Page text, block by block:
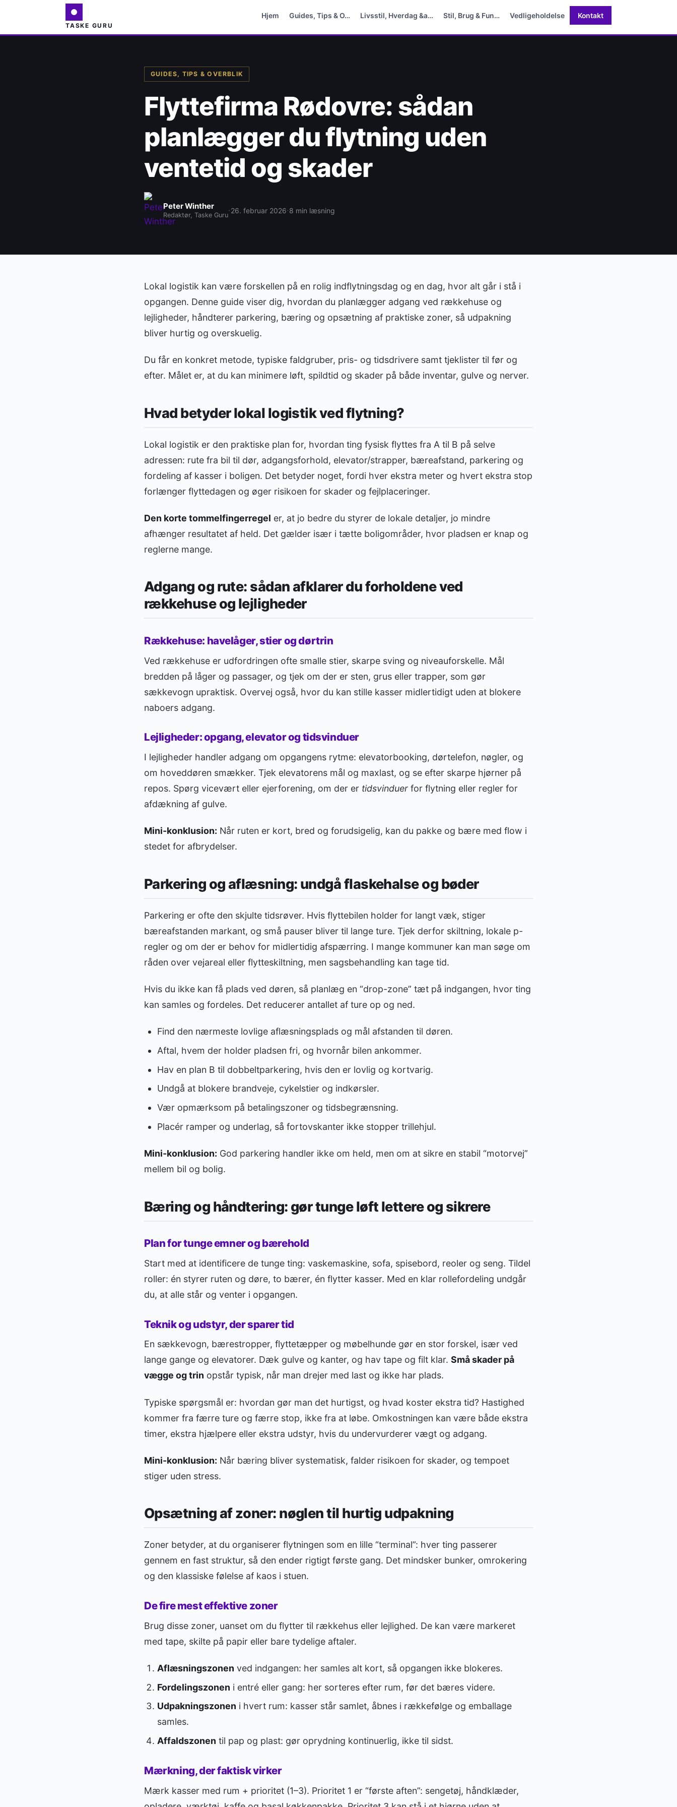
TASKE GURU
Hjem Guides, Tips & O… Livsstil, Hverdag &a… Stil, Brug & Fun… Vedligeholdelse Kontakt
GUIDES, TIPS & OVERBLIK
Flyttefirma Rødovre: sådan
planlægger du flytning uden
ventetid og skader
Peter Winther
Redaktør, Taske Guru·26. februar 2026·8 min læsning
Lokal logistik kan være forskellen på en rolig indflytningsdag og en dag, hvor alt går i stå i
opgangen. Denne guide viser dig, hvordan du planlægger adgang ved rækkehuse og
lejligheder, håndterer parkering, bæring og opsætning af praktiske zoner, så udpakning
bliver hurtig og overskuelig.
Du får en konkret metode, typiske faldgruber, pris- og tidsdrivere samt tjeklister til før og
efter. Målet er, at du kan minimere løft, spildtid og skader på både inventar, gulve og nerver.
Hvad betyder lokal logistik ved flytning?
Lokal logistik er den praktiske plan for, hvordan ting fysisk flyttes fra A til B på selve
adressen: rute fra bil til dør, adgangsforhold, elevator/strapper, bæreafstand, parkering og
fordeling af kasser i boligen. Det betyder noget, fordi hver ekstra meter og hvert ekstra stop
forlænger flyttedagen og øger risikoen for skader og fejlplaceringer.
Den korte tommelfingerregel er, at jo bedre du styrer de lokale detaljer, jo mindre
afhænger resultatet af held. Det gælder især i tætte boligområder, hvor pladsen er knap og
reglerne mange.
Adgang og rute: sådan afklarer du forholdene ved
rækkehuse og lejligheder
Rækkehuse: havelåger, stier og dørtrin
Ved rækkehuse er udfordringen ofte smalle stier, skarpe sving og niveauforskelle. Mål
bredden på låger og passager, og tjek om der er sten, grus eller trapper, som gør
sækkevogn upraktisk. Overvej også, hvor du kan stille kasser midlertidigt uden at blokere
naboers adgang.
Lejligheder: opgang, elevator og tidsvinduer
I lejligheder handler adgang om opgangens rytme: elevatorbooking, dørtelefon, nøgler, og
om hoveddøren smækker. Tjek elevatorens mål og maxlast, og se efter skarpe hjørner på
repos. Spørg vicevært eller ejerforening, om der er tidsvinduer for flytning eller regler for
afdækning af gulve.
Mini-konklusion: Når ruten er kort, bred og forudsigelig, kan du pakke og bære med flow i
stedet for afbrydelser.
Parkering og aflæsning: undgå flaskehalse og bøder
Parkering er ofte den skjulte tidsrøver. Hvis flyttebilen holder for langt væk, stiger
bæreafstanden markant, og små pauser bliver til lange ture. Tjek derfor skiltning, lokale p-
regler og om der er behov for midlertidig afspærring. I mange kommuner kan man søge om
råden over vejareal eller flytteskiltning, men sagsbehandling kan tage tid.
Hvis du ikke kan få plads ved døren, så planlæg en “drop-zone” tæt på indgangen, hvor ting
kan samles og fordeles. Det reducerer antallet af ture op og ned.
Find den nærmeste lovlige aflæsningsplads og mål afstanden til døren.
Aftal, hvem der holder pladsen fri, og hvornår bilen ankommer.
Hav en plan B til dobbeltparkering, hvis den er lovlig og kortvarig.
Undgå at blokere brandveje, cykelstier og indkørsler.
Vær opmærksom på betalingszoner og tidsbegrænsning.
Placér ramper og underlag, så fortovskanter ikke stopper trillehjul.
Mini-konklusion: God parkering handler ikke om held, men om at sikre en stabil “motorvej”
mellem bil og bolig.
Bæring og håndtering: gør tunge løft lettere og sikrere
Plan for tunge emner og bærehold
Start med at identificere de tunge ting: vaskemaskine, sofa, spisebord, reoler og seng. Tildel
roller: én styrer ruten og døre, to bærer, én flytter kasser. Med en klar rollefordeling undgår
du, at alle står og venter i opgangen.
Teknik og udstyr, der sparer tid
En sækkevogn, bærestropper, flyttetæpper og møbelhunde gør en stor forskel, især ved
lange gange og elevatorer. Dæk gulve og kanter, og hav tape og filt klar. Små skader på
vægge og trin opstår typisk, når man drejer med last og ikke har plads.
Typiske spørgsmål er: hvordan gør man det hurtigst, og hvad koster ekstra tid? Hastighed
kommer fra færre ture og færre stop, ikke fra at løbe. Omkostningen kan være både ekstra
timer, ekstra hjælpere eller ekstra udstyr, hvis du undervurderer vægt og adgang.
Mini-konklusion: Når bæring bliver systematisk, falder risikoen for skader, og tempoet
stiger uden stress.
Opsætning af zoner: nøglen til hurtig udpakning
Zoner betyder, at du organiserer flytningen som en lille “terminal”: hver ting passerer
gennem en fast struktur, så den ender rigtigt første gang. Det mindsker bunker, omrokering
og den klassiske følelse af kaos i stuen.
De fire mest effektive zoner
Brug disse zoner, uanset om du flytter til rækkehus eller lejlighed. De kan være markeret
med tape, skilte på papir eller bare tydelige aftaler.
Aflæsningszonen ved indgangen: her samles alt kort, så opgangen ikke blokeres.
Fordelingszonen i entré eller gang: her sorteres efter rum, før det bæres videre.
Udpakningszonen i hvert rum: kasser står samlet, åbnes i rækkefølge og emballage
samles.
Affaldszonen til pap og plast: gør oprydning kontinuerlig, ikke til sidst.
Mærkning, der faktisk virker
Mærk kasser med rum + prioritet (1–3). Prioritet 1 er “første aften”: sengetøj, håndklæder,